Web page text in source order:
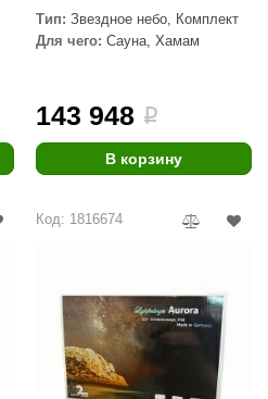
Тип: Звездное небо, Комплект
Для чего: Сауна, Хамам
143 948 i
В корзину
Код: 1816674